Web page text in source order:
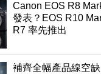
Canon EOS R8
發表？EOS R10
R7 率先推出
補齊全幅產品線空